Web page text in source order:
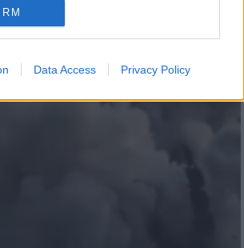
Data Access Privacy Policy